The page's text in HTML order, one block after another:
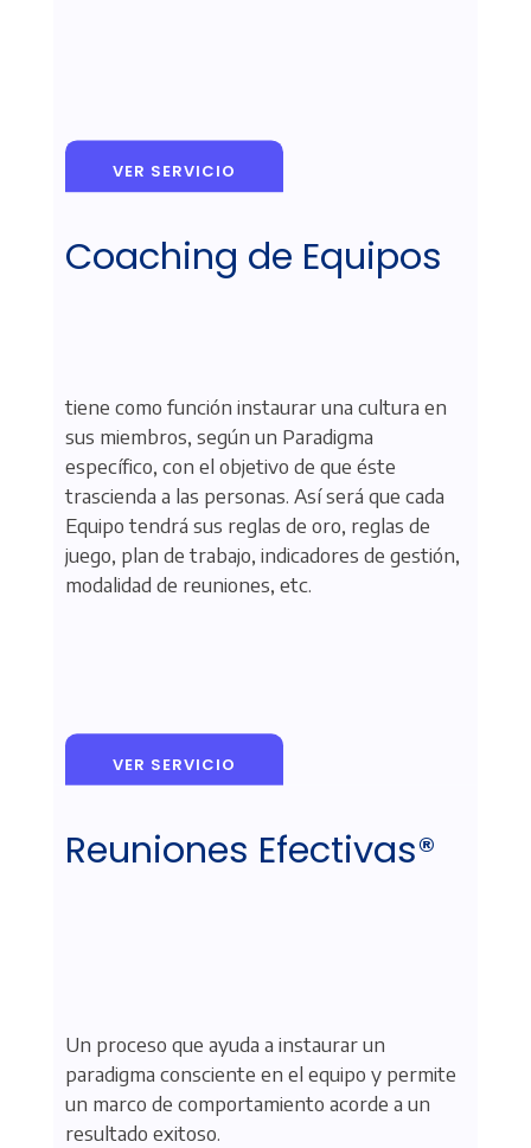
VER SERVICIO
Coaching de Equipos
tiene como función instaurar una cultura en
sus miembros, según un Paradigma
específico, con el objetivo de que éste
trascienda a las personas. Así será que cada
Equipo tendrá sus reglas de oro, reglas de
juego, plan de trabajo, indicadores de gestión,
modalidad de reuniones, etc.
VER SERVICIO
Reuniones Efectivas®
Un proceso que ayuda a instaurar un
paradigma consciente en el equipo y permite
un marco de comportamiento acorde a un
resultado exitoso.